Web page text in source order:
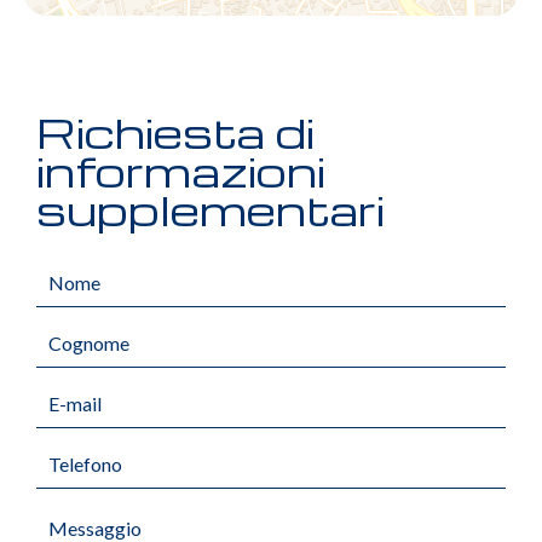
Richiesta di
informazioni
supplementari